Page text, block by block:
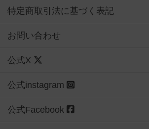
特定商取引法に基づく表記
お問い合わせ
公式X
公式instagram
公式Facebook